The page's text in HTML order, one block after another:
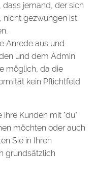
jemand, der sich
nicht gezwungen ist
Anrede aus und
und dem Admin
möglich, da die
kein Pflichtfeld
Kunden mit "du"
möchten oder auch
Sie in Ihren
grundsätzlich